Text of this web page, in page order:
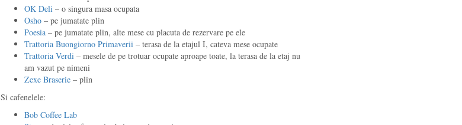
OK Deli– o singura masa ocupata
Osho– pe jumatate plin
Poesia– pe jumatate plin, alte mese cu placuta de rezervare pe ele
Trattoria Buongiorno Primaverii– terasa de la etajul I, cateva mese ocupate
Trattoria Verdi– mesele de pe trotuar ocupate aproape toate, la terasa de la etaj nu
am vazut pe nimeni
Zexe Braserie– plin
Si cafenelele:
Bob Coffee Lab